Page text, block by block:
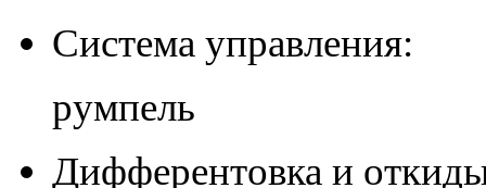
Система управления:
румпель
Дифферентовка и